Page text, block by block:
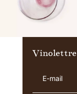
Vinolettre